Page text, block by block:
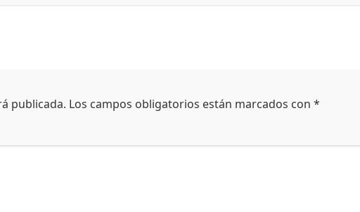
publicada. Los campos obligatorios están marcados con*